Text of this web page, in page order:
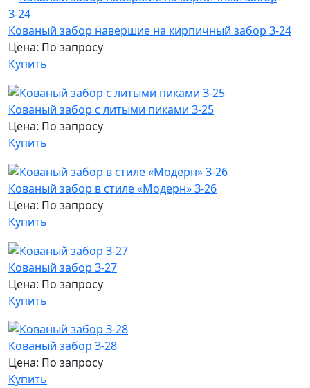
Кованый забор навершие на кирпичный забор З-24
Цена: По запросу
Купить
Кованый забор с литыми пиками З-25
Цена: По запросу
Купить
Кованый забор в стиле «Модерн» З-26
Цена: По запросу
Купить
Кованый забор З-27
Цена: По запросу
Купить
Кованый забор З-28
Цена: По запросу
Купить